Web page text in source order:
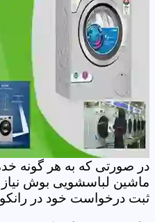
در صورتی که به هر گونه
ماشین لباسشویی بوش نیاز
ثبت درخواست خود در